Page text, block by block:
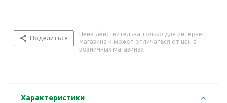
Поделиться
Цена действительна только для интернет-
магазина и может отличаться от цен в
розничных магазинах
Характеристики